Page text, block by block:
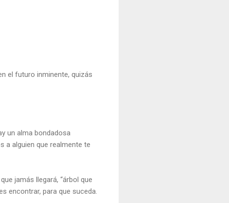
el futuro inminente, quizás
un alma bondadosa
a alguien que realmente te
jamás llegará, “árbol que
encontrar, para que suceda.